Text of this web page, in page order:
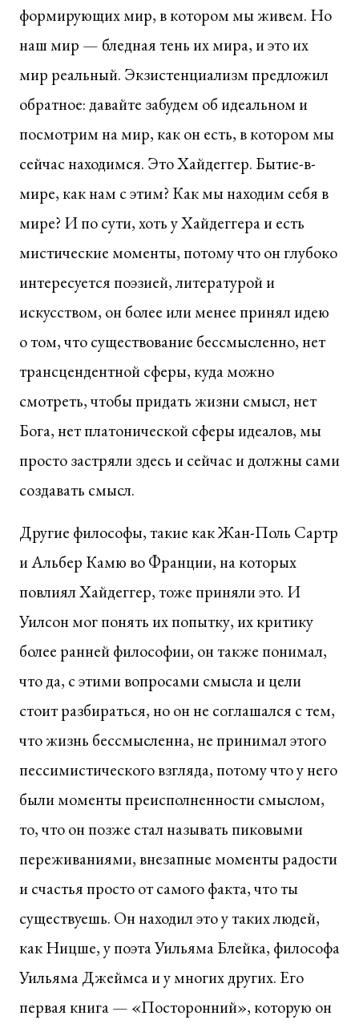
формирующих мир, в котором мы живем. Но
наш мир — бледная тень их мира, и это их
мир реальный. Экзистенциализм предложил
обратное: давайте забудем об идеальном и
посмотрим на мир, как он есть, в котором мы
сейчас находимся. Это Хайдеггер. Бытие-в-
мире, как нам с этим? Как мы находим себя в
мире? И по сути, хоть у Хайдеггера и есть
мистические моменты, потому что он глубоко
интересуется поэзией, литературой и
искусством, он более или менее принял идею
о том, что существование бессмысленно, нет
трансцендентной сферы, куда можно
смотреть, чтобы придать жизни смысл, нет
Бога, нет платонической сферы идеалов, мы
просто застряли здесь и сейчас и должны сами
создавать смысл.
Другие философы, такие как Жан-Поль Сартр
и Альбер Камю во Франции, на которых
повлиял Хайдеггер, тоже приняли это. И
Уилсон мог понять их попытку, их критику
более ранней философии, он также понимал,
что да, с этими вопросами смысла и цели
стоит разбираться, но он не соглашался с тем,
что жизнь бессмысленна, не принимал этого
пессимистического взгляда, потому что у него
были моменты преисполненности смыслом,
то, что он позже стал называть пиковыми
переживаниями, внезапные моменты радости
и счастья просто от самого факта, что ты
существуешь. Он находил это у таких людей,
как Ницше, у поэта Уильяма Блейка, философа
Уильяма Джеймса и у многих других. Его
первая книга — «Посторонний», которую он